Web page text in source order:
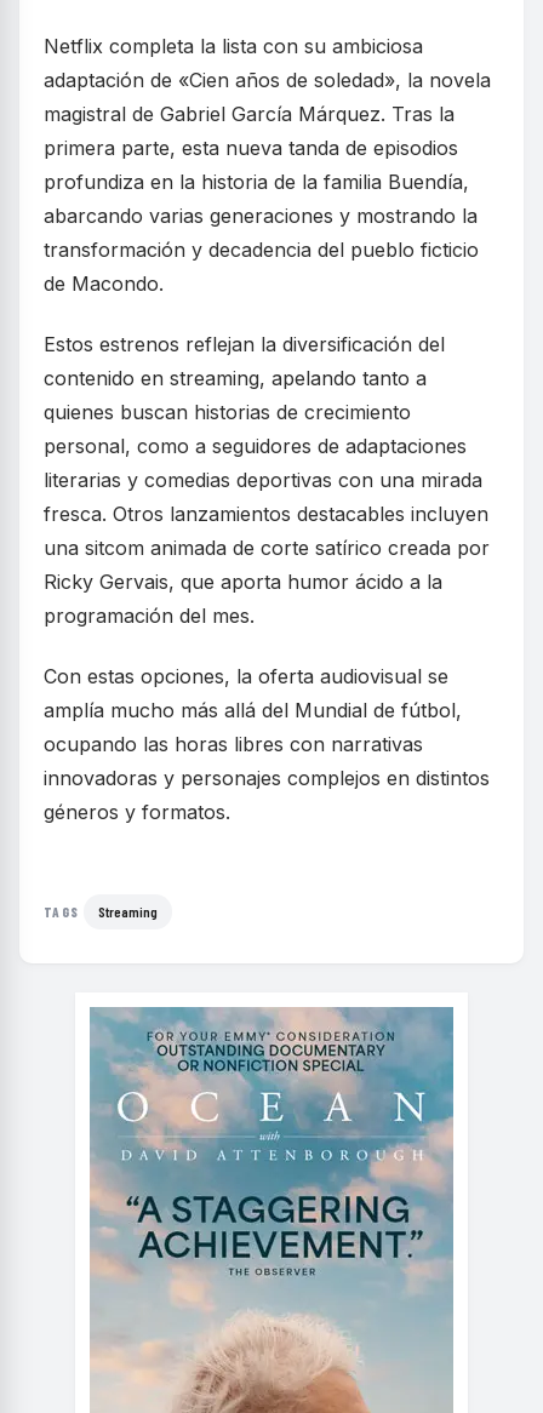
Netflix completa la lista con su ambiciosa
adaptación de «Cien años de soledad», la novela
magistral de Gabriel García Márquez. Tras la
primera parte, esta nueva tanda de episodios
profundiza en la historia de la familia Buendía,
abarcando varias generaciones y mostrando la
transformación y decadencia del pueblo ficticio
de Macondo.
Estos estrenos reflejan la diversificación del
contenido en streaming, apelando tanto a
quienes buscan historias de crecimiento
personal, como a seguidores de adaptaciones
literarias y comedias deportivas con una mirada
fresca. Otros lanzamientos destacables incluyen
una sitcom animada de corte satírico creada por
Ricky Gervais, que aporta humor ácido a la
programación del mes.
Con estas opciones, la oferta audiovisual se
amplía mucho más allá del Mundial de fútbol,
ocupando las horas libres con narrativas
innovadoras y personajes complejos en distintos
géneros y formatos.
TAGS Streaming